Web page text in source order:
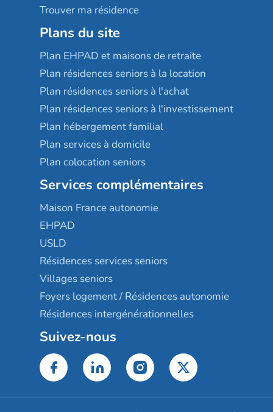
Trouver ma résidence
Plans du site
Plan EHPAD et maisons de retraite
Plan résidences seniors à la location
Plan résidences seniors à l'achat
Plan résidences seniors à l'investissement
Plan hébergement familial
Plan services à domicile
Plan colocation seniors
Services complémentaires
Maison France autonomie
EHPAD
USLD
Résidences services seniors
Villages seniors
Foyers logement / Résidences autonomie
Résidences intergénérationnelles
Suivez-nous